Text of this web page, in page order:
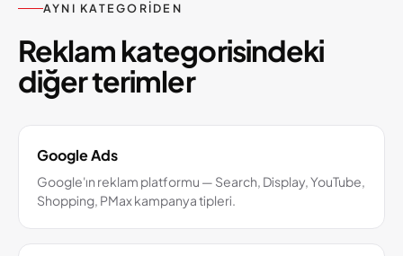
AYNI KATEGORIDEN
Reklam kategorisindeki
diğer terimler
Google Ads
Google'ın reklam platformu — Search, Display, YouTube,
Shopping, PMax kampanya tipleri.